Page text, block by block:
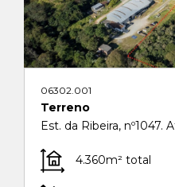
06302.001
Terreno
Est. da Ribeira, nº1047.
4.360m² total